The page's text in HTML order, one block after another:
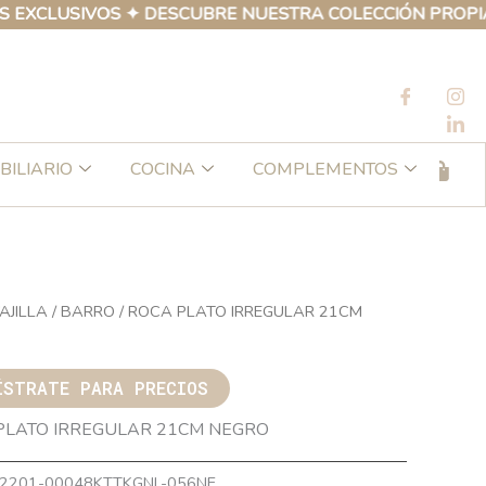
✦ DESCUBRE NUESTRA COLECCIÓN PROPIA
COCINA
COMPLEMENTOS
/ BARRO / ROCA PLATO IRREGULAR 21CM
PARA PRECIOS
IRREGULAR 21CM NEGRO